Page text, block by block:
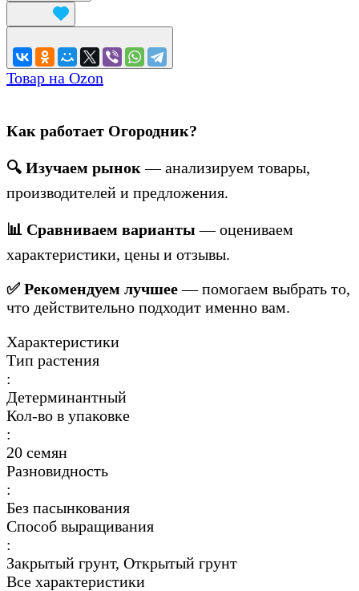
Товар на Ozon
Как работает Огородник?
🔍 Изучаем рынок — анализируем товары,
производителей и предложения.
📊 Сравниваем варианты — оцениваем
характеристики, цены и отзывы.
✅ Рекомендуем лучшее— помогаем выбрать то,
что действительно подходит именно вам.
Характеристики
Тип растения
:
Детерминантный
Кол-во в упаковке
:
20 семян
Разновидность
:
Без пасынкования
Способ выращивания
:
Закрытый грунт, Открытый грунт
Все характеристики